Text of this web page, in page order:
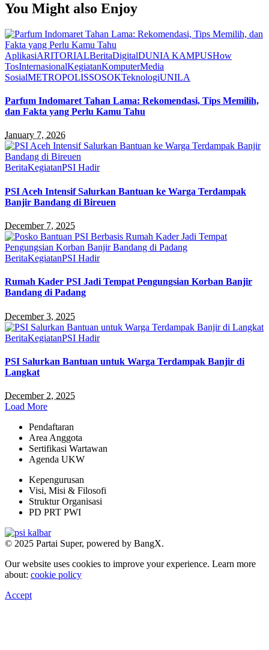
You Might also Enjoy
AplikasiARITORIALBeritaDigitalDUNIA KAMPUSHow
TosInternasionalKegiatanKomputerMedia
SosialMETROPOLISSOSOKTeknologiUNILA
Parfum Indomaret Tahan Lama: Rekomendasi, Tips Memilih,
dan Fakta yang Perlu Kamu Tahu
January 7, 2026
BeritaKegiatanPSI Hadir
PSI Aceh Intensif Salurkan Bantuan ke Warga Terdampak
Banjir Bandang di Bireuen
December 7, 2025
BeritaKegiatanPSI Hadir
Rumah Kader PSI Jadi Tempat Pengungsian Korban Banjir
Bandang di Padang
December 3, 2025
BeritaKegiatanPSI Hadir
PSI Salurkan Bantuan untuk Warga Terdampak Banjir di
Langkat
December 2, 2025
Load More
Pendaftaran
Area Anggota
Sertifikasi Wartawan
Agenda UKW
Kepengurusan
Visi, Misi & Filosofi
Struktur Organisasi
PD PRT PWI
© 2025 Partai Super, powered by BangX.
Our website uses cookies to improve your experience. Learn more
about: cookie policy
Accept